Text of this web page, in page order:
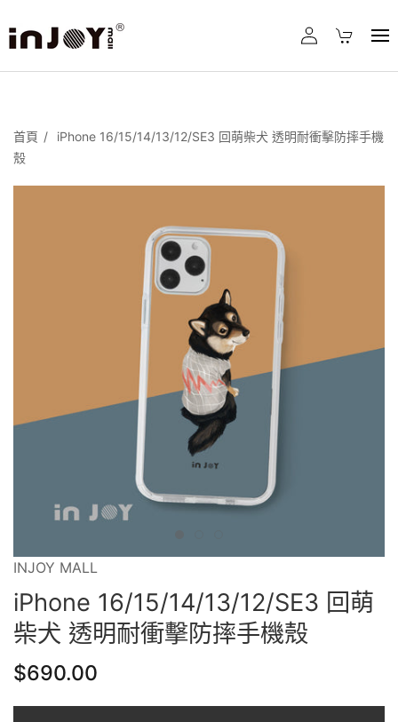
首頁
iPhone 16/15/14/13/12/SE3 回萌柴犬 透明耐衝擊防摔手機
殼
INJOY MALL
iPhone 16/15/14/13/12/SE3 回萌
柴犬 透明耐衝擊防摔手機殼
$690.00